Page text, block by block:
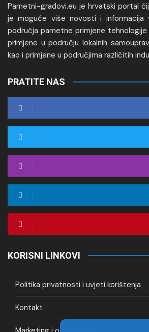
Pametni-gradovi.eu je hrvatski portal
je moguće više novosti i informacija
područja pametne primjene
primjene u području lokalnih
kao i primjene u područjima različitih
PRATITE NAS
KORISNI LINKOVI
Politika privatnosti i uvjeti korištenja
Kontakt